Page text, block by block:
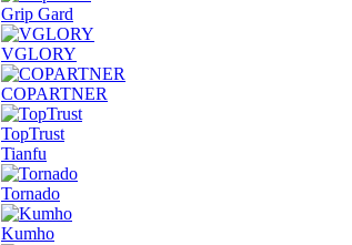
Grip Gard
VGLORY
COPARTNER
TopTrust
Tianfu
Tornado
Kumho